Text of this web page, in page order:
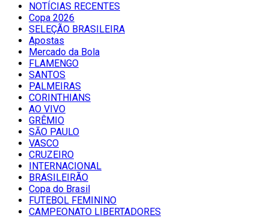
NOTÍCIAS RECENTES
Copa 2026
SELEÇÃO BRASILEIRA
Apostas
Mercado da Bola
FLAMENGO
SANTOS
PALMEIRAS
CORINTHIANS
AO VIVO
GRÊMIO
SĀO PAULO
VASCO
CRUZEIRO
INTERNACIONAL
BRASILEIRÃO
Copa do Brasil
FUTEBOL FEMININO
CAMPEONATO LIBERTADORES